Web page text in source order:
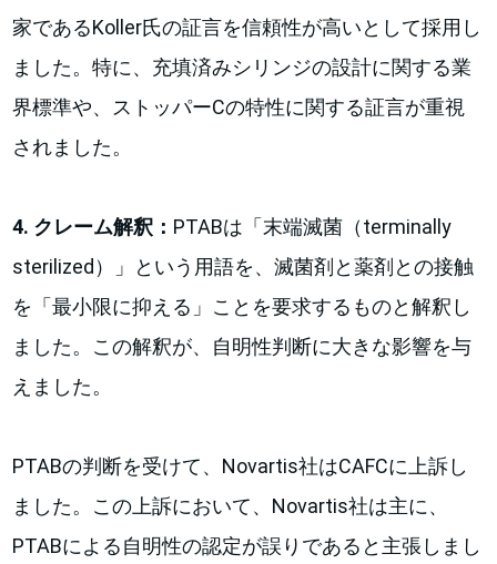
家であるKoller氏の証言を信頼性が高いとして採用し
ました。特に、充填済みシリンジの設計に関する業
界標準や、ストッパーCの特性に関する証言が重視
されました。
4. クレーム解釈： PTABは「末端滅菌（terminally
sterilized）」という用語を、滅菌剤と薬剤との接触
を「最小限に抑える」ことを要求するものと解釈し
ました。この解釈が、自明性判断に大きな影響を与
えました。
PTABの判断を受けて、Novartis社はCAFCに上訴し
ました。この上訴において、Novartis社は主に、
PTABによる自明性の認定が誤りであると主張しまし